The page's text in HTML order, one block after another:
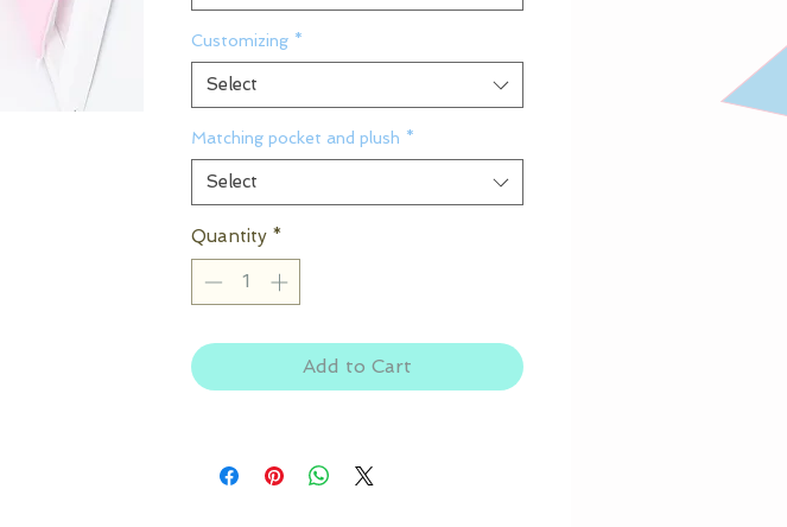
Customizing *
Select
Matching pocket and plush *
Select
Quantity *
Add to Cart